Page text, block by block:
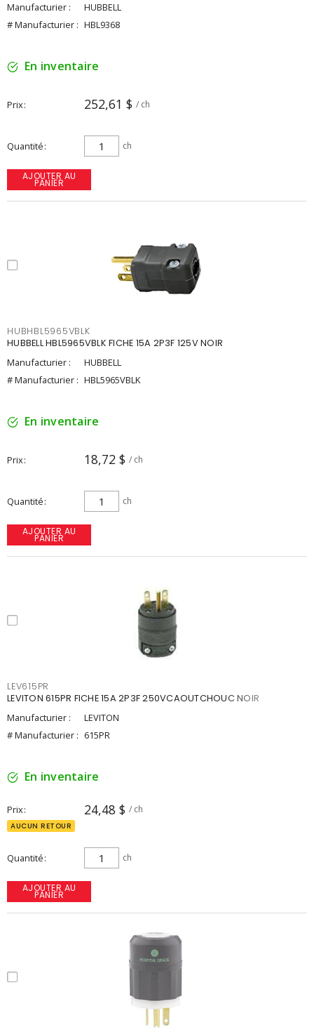
Manufacturier :
HUBBELL
# Manufacturier : HBL9368
En inventaire
Prix 252,61 $ / ch
Quantité ch
AJOUTER AU
PANIER
HUBHBL5965VBLK
HUBBELL HBL5965VBLK FICHE 15A 2P3F 125V NOIR
Manufacturier :
HUBBELL
# Manufacturier : HBL5965VBLK
En inventaire
Prix 18,72 $ / ch
Quantité ch
AJOUTER AU
PANIER
LEV615PR
LEVITON 615PR FICHE 15A 2P3F 250VCAOUTCHOUC NOIR
Manufacturier :
LEVITON
# Manufacturier : 615PR
En inventaire
Prix 24,48 $ / ch
AUCUN RETOUR
Quantité ch
AJOUTER AU
PANIER